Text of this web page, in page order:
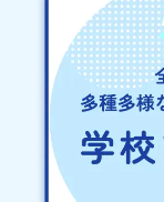
地域の枠を越えて生
で1〜3年間過ごす
めとした、教育事
称：一般財団法人
年3月代表者：岩本
丁目25-6 みらい
platform.or.jp/お問
info@miratabi.jp「
を公式LINEにて配